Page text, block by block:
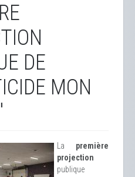
DE
MON
La première
projection
publique